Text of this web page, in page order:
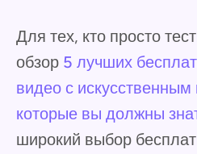
Для тех, кто просто
обзор 5 лучших
видео с искусственным
которые вы должны
широкий выбор